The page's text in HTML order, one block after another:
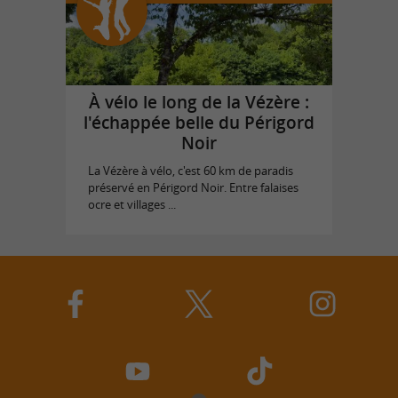
À vélo le long de la Vézère :
l'échappée belle du Périgord
Noir
La Vézère à vélo, c'est 60 km de paradis
préservé en Périgord Noir. Entre falaises
ocre et villages ...